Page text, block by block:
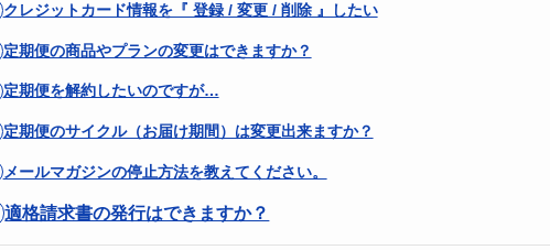
クレジットカード情報を『 登録 / 変更 / 削除 』したい
定期便の商品やプランの変更はできますか？
定期便を解約したいのですが…
定期便のサイクル（お届け期間）は変更出来ますか？
メールマガジンの停止方法を教えてください。
適格請求書の発行はできますか？